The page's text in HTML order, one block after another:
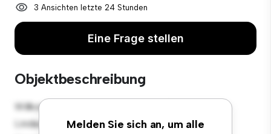
3 Ansichten letzte 24 Stunden
Eine Frage stellen
Objektbeschreibung
Melden Sie sich an, um alle
Willkommen in Ihrem neuen urbanen Rückzugsort in
Lindauer Allee, 13407 Berlin-Bezirk Reinickendorf,